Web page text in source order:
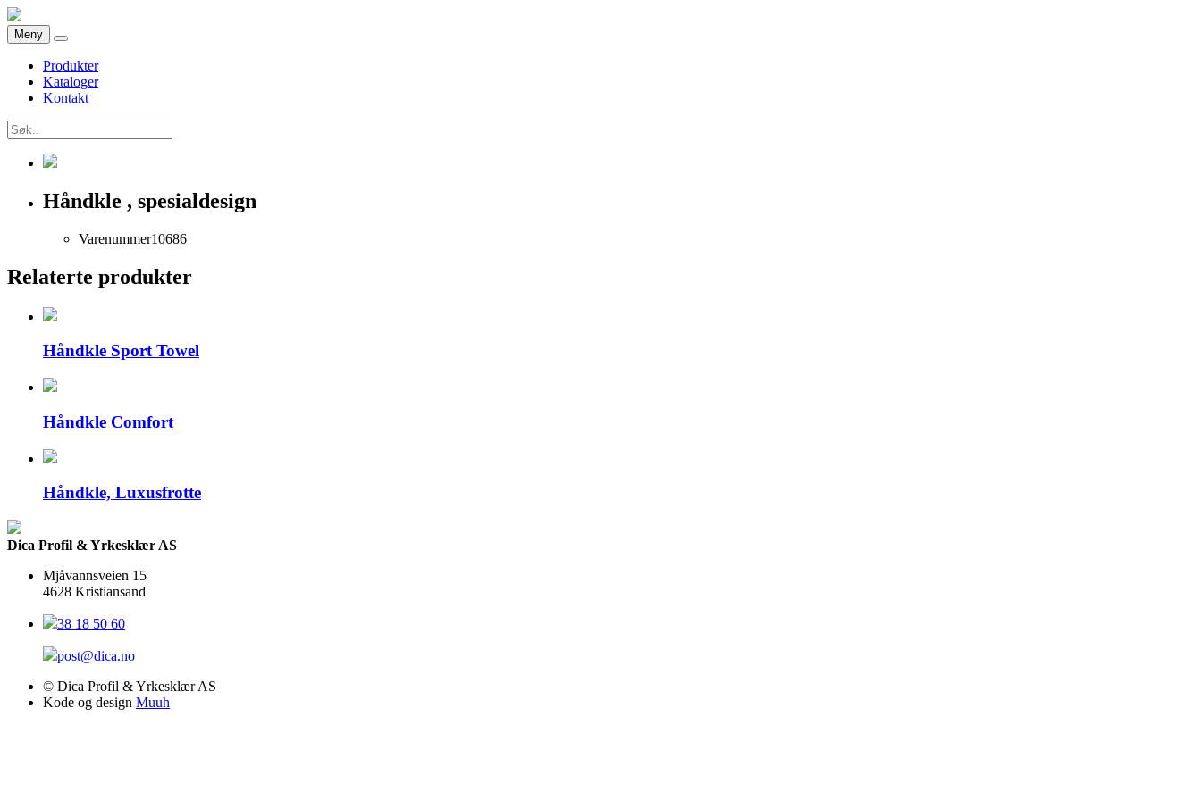
Meny
Produkter
Kataloger
Kontakt
Håndkle , spesialdesign
Varenummer10686
Relaterte produkter
Håndkle Sport Towel
Håndkle Comfort
Håndkle, Luxusfrotte
Dica Profil & Yrkesklær AS
Mjåvannsveien 15
4628 Kristiansand
38 18 50 60
post@dica.no
© Dica Profil & Yrkesklær AS
Kode og design Muuh